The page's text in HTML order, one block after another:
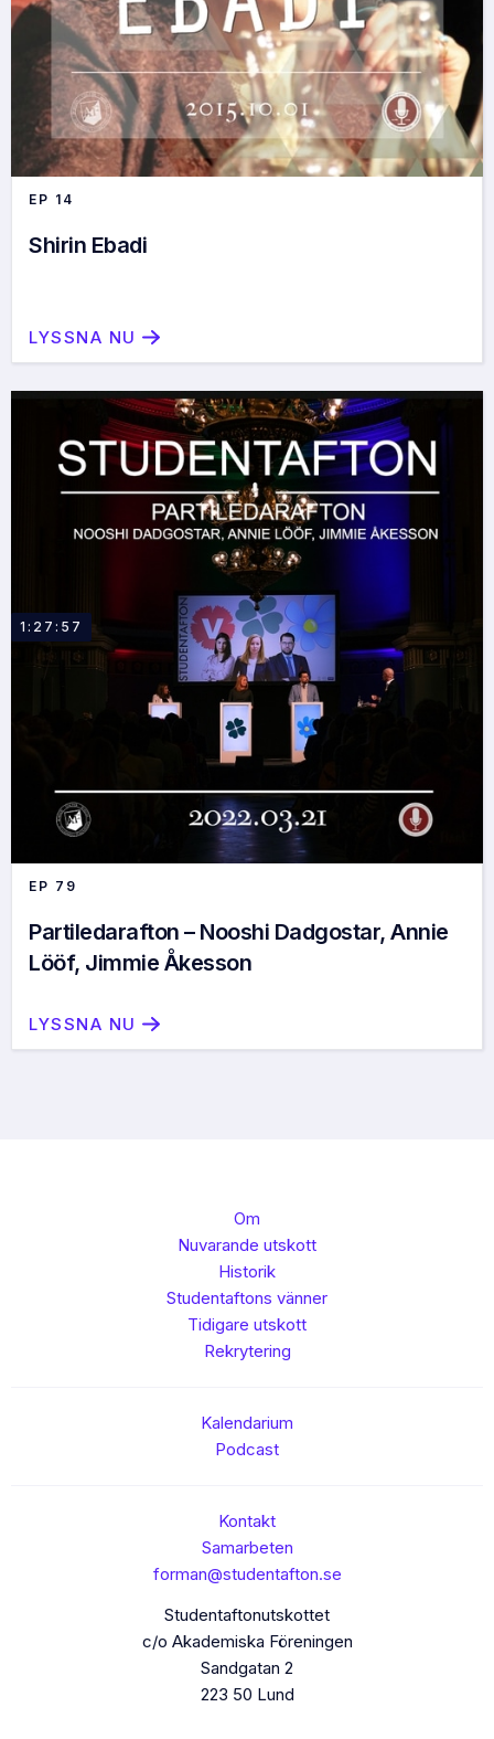
EP 14
Shirin Ebadi
LYSSNA NU
1:27:57
EP 79
Partiledarafton – Nooshi Dadgostar, Annie
Lööf, Jimmie Åkesson
LYSSNA NU
Om
Nuvarande utskott
Historik
Studentaftons vänner
Tidigare utskott
Rekrytering
Kalendarium
Podcast
Kontakt
Samarbeten
forman@studentafton.se
Studentaftonutskottet
c/o Akademiska Föreningen
Sandgatan 2
223 50 Lund